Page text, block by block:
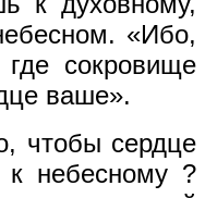
«Ибо,
сокровище
ваше».
чтобы сердце
к небесному ?